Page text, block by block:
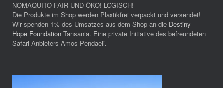
NOMAQUITO FAIR UND ÖKO! LOGISCH!
Die Produkte im Shop werden Plastikfrei verpackt und versendet!
Wir spenden 1% des Umsatzes aus dem Shop an die Destiny
Hope Foundation Tansania. Eine private Initiative des befreundeten
Safari Anbieters Amos Pendaeli.